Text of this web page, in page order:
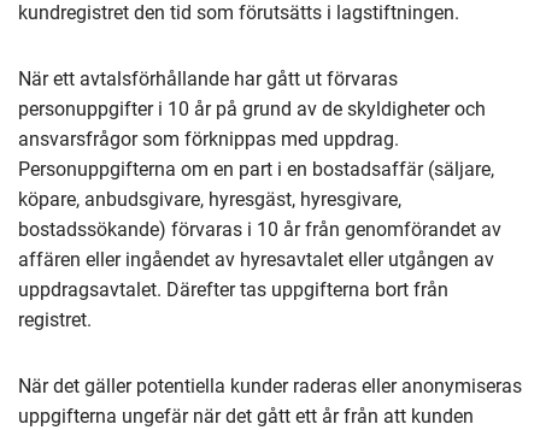
kundregistret den tid som förutsätts i lagstiftningen.
När ett avtalsförhållande har gått ut förvaras
personuppgifter i 10 år på grund av de skyldigheter och
ansvarsfrågor som förknippas med uppdrag.
Personuppgifterna om en part i en bostadsaffär (säljare,
köpare, anbudsgivare, hyresgäst, hyresgivare,
bostadssökande) förvaras i 10 år från genomförandet av
affären eller ingåendet av hyresavtalet eller utgången av
uppdragsavtalet. Därefter tas uppgifterna bort från
registret.
När det gäller potentiella kunder raderas eller anonymiseras
uppgifterna ungefär när det gått ett år från att kunden